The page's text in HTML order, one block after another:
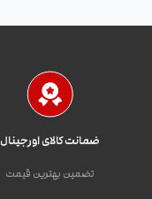
ضمانت کالای اورجینال
تضمین بهترین قیمت